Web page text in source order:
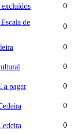
0
de
0
0
0
a pagar 0
0
0